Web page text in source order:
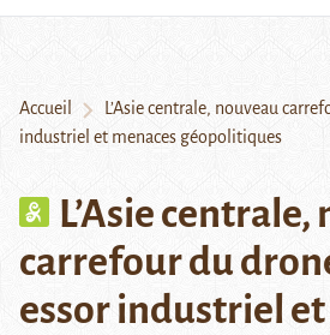
Accueil
L’Asie centrale, nouveau
industriel et menaces géopolitiques
L’Asie centrale,
carrefour du
essor industriel et